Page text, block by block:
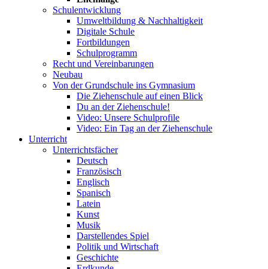
Schulentwicklung
Umweltbildung & Nachhaltigkeit
Digitale Schule
Fortbildungen
Schulprogramm
Recht und Vereinbarungen
Neubau
Von der Grundschule ins Gymnasium
Die Ziehenschule auf einen Blick
Du an der Ziehenschule!
Video: Unsere Schulprofile
Video: Ein Tag an der Ziehenschule
Unterricht
Unterrichtsfächer
Deutsch
Französisch
Englisch
Spanisch
Latein
Kunst
Musik
Darstellendes Spiel
Politik und Wirtschaft
Geschichte